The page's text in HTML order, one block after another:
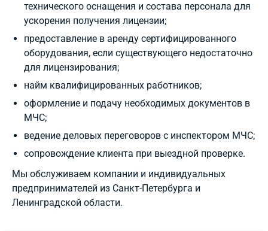
технического оснащения и состава персонала для
ускорения получения лицензии;
предоставление в аренду сертифицированного
оборудования, если существующего недостаточно
для лицензирования;
найм квалифицированных работников;
оформление и подачу необходимых документов в
МЧС;
ведение деловых переговоров с инспектором МЧС;
сопровождение клиента при выездной проверке.
Мы обслуживаем компании и индивидуальных
предпринимателей из Санкт-Петербурга и
Ленинградской области.